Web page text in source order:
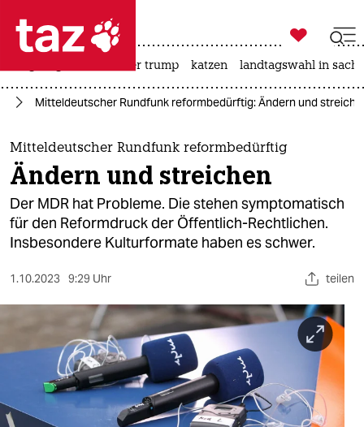
 taz zahl ich
taz zahl ich
themen
politik
öko
sport
nord

taz zahl ich
usa unter trump katzen landtagswahl in
Mitteldeutscher Rundfunk reformbedürftig: Ändern und
Mitteldeutscher Rundfunk reformbedürftig
Ändern und streichen
Der MDR hat Probleme. Die stehen symptomatisch
für den Reformdruck der Öffentlich-Rechtlichen.
Insbesondere Kulturformate haben es schwer.
1.10.2023 9:29 Uhr teilen